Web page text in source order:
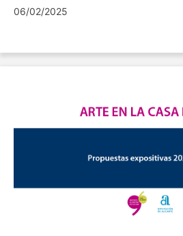
06/02/2025